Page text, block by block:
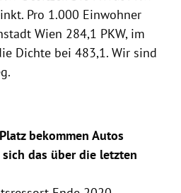
Pro 1.000 Einwohner
Wien 284,1 PKW, im
Dichte bei 483,1. Wir sind
bekommen Autos
das über die letzten